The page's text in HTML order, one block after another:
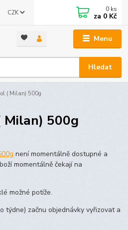
Menu
CZK
Hledat
0 ks
za 0 Kč
( Milan) 500g
Milan) 500g
není momentálně dostupné a
momentálně čekají na
možné potíže.
týdne) začnu objednávky vyřizovat a